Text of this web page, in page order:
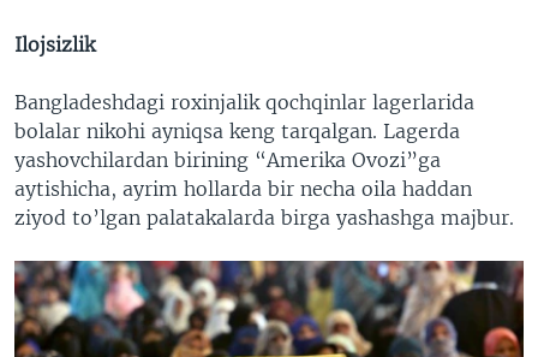
Ilojsizlik
Bangladeshdagi roxinjalik qochqinlar lagerlarida
bolalar nikohi ayniqsa keng tarqalgan. Lagerda
yashovchilardan birining “Amerika Ovozi”ga
aytishicha, ayrim hollarda bir necha oila haddan
ziyod to’lgan palatakalarda birga yashashga majbur.